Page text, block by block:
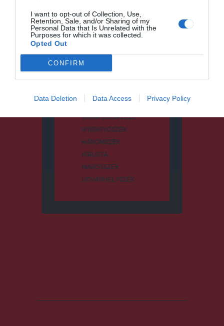
I want to opt-out of Collection, Use,
Retention, Sale, and/or Sharing of my
Personal Data that Is Unrelated with the
Purposes for which it was collected.
Opted Out
CONFIRM
Data Deletion Data Access Privacy Policy
Kategóriák
CSÍKSZÉK
DUMA DUBA 2024
DUMA DUBA 2026
GYERGYÓSZÉK
HÁROMSZÉK
HÍRLISTA
MAROSSZÉK
UDVARHELYSZÉK